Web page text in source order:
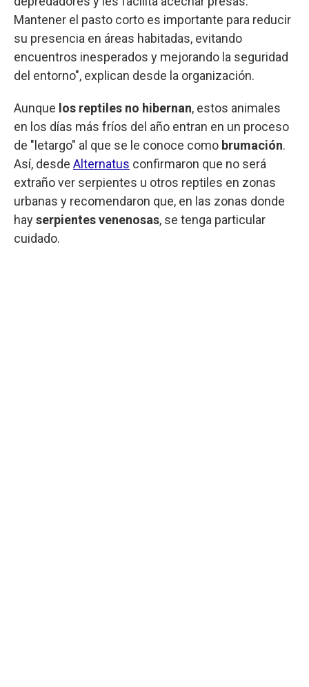
Mantener el pasto corto es importante para reducir
su presencia en áreas habitadas, evitando
encuentros inesperados y mejorando la seguridad
del entorno", explican desde la organización.
Aunque los reptiles no hibernan, estos animales
en los días más fríos del año entran en un proceso
de "letargo" al que se le conoce como brumación.
Así, desde Alternatus confirmaron que no será
extraño ver serpientes u otros reptiles en zonas
urbanas y recomendaron que, en las zonas donde
hayserpientes venenosas, se tenga particular
cuidado.